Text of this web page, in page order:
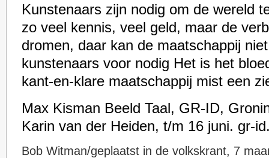
Kunstenaars zijn nodig om de wereld
zo veel kennis, veel geld, maar de
dromen, daar kan de maatschappij
kunstenaars voor nodig Het is het
kant-en-klare maatschappij mist een
Max Kisman Beeld Taal, GR-ID,
Karin van der Heiden, t/m 16 juni. gr-
Bob Witman/geplaatst in de volkskrant, 7